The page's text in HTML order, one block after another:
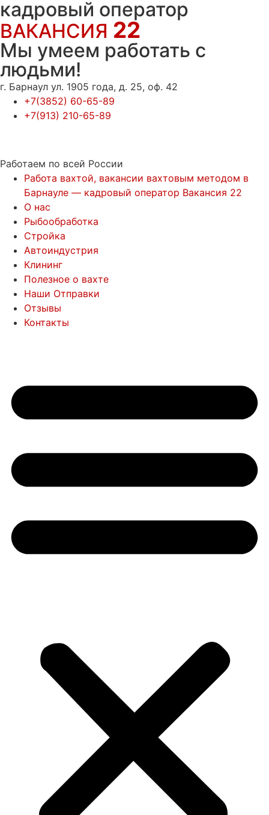
кадровый оператор
ВАКАНСИЯ 22
Мы умеем работать с
людьми!
г. Барнаул ул. 1905 года, д. 25, оф. 42
+7(3852) 60-65-89
+7(913) 210-65-89
Работаем по всей России
Работа вахтой, вакансии вахтовым методом в
Барнауле — кадровый оператор Вакансия 22
О нас
Рыбообработка
Стройка
Автоиндустрия
Клининг
Полезное о вахте
Наши Отправки
Отзывы
Контакты